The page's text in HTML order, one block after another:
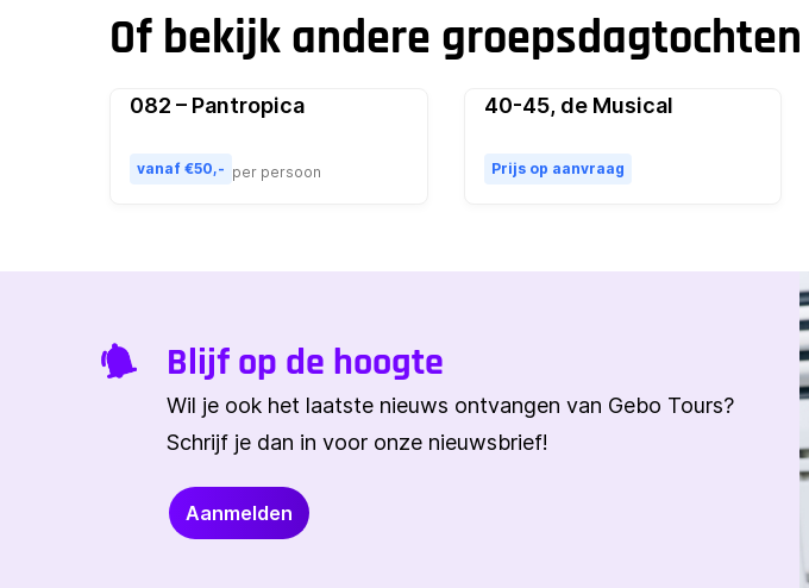
Of bekijk andere groepsdagtochten
082 – Pantropica
vanaf €50,- per persoon
40-45, de Musical
Prijs op aanvraag
Blijf op de hoogte
Wil je ook het laatste nieuws ontvangen van Gebo Tours?
Schrijf je dan in voor onze nieuwsbrief!
Aanmelden